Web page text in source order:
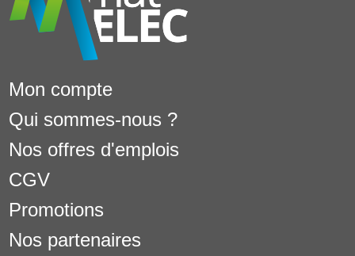
Mon compte
Qui sommes-nous ?
Nos offres d'emplois
CGV
Promotions
Nos partenaires